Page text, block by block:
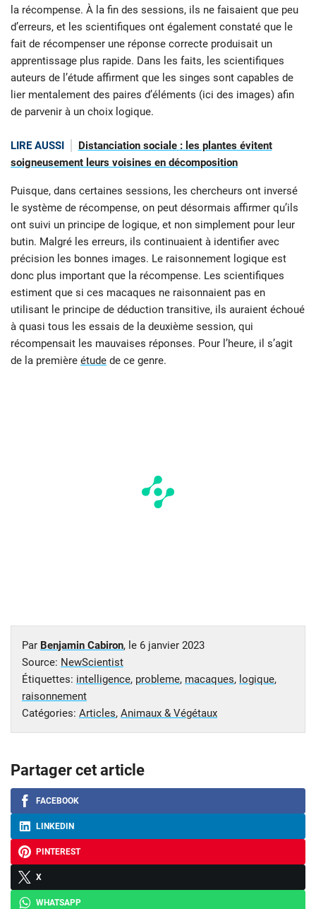
la récompense. À la fin des sessions, ils ne faisaient que peu
d’erreurs, et les scientifiques ont également constaté que le
fait de récompenser une réponse correcte produisait un
apprentissage plus rapide. Dans les faits, les scientifiques
auteurs de l’étude affirment que les singes sont capables de
lier mentalement des paires d’éléments (ici des images) afin
de parvenir à un choix logique.
LIRE AUSSI
Distanciation sociale : les plantes évitent
soigneusement leurs voisines en décomposition
Puisque, dans certaines sessions, les chercheurs ont inversé
le système de récompense, on peut désormais affirmer qu’ils
ont suivi un principe de logique, et non simplement pour leur
butin. Malgré les erreurs, ils continuaient à identifier avec
précision les bonnes images. Le raisonnement logique est
donc plus important que la récompense. Les scientifiques
estiment que si ces macaques ne raisonnaient pas en
utilisant le principe de déduction transitive, ils auraient échoué
à quasi tous les essais de la deuxième session, qui
récompensait les mauvaises réponses. Pour l’heure, il s’agit
de la première étude de ce genre.
Par Benjamin Cabiron, le 6 janvier 2023
Source: NewScientist
Étiquettes: intelligence, probleme, macaques, logique,
raisonnement
Catégories: Articles, Animaux & Végétaux
Partager cet article
FACEBOOK
LINKEDIN
PINTEREST
X
WHATSAPP